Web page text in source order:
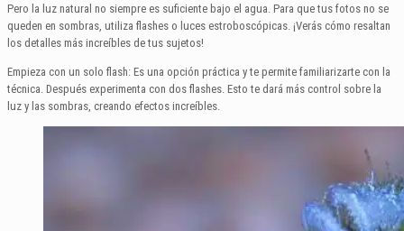
Pero la luz natural no siempre es suficiente bajo el agua. Para que tus fotos no se
queden en sombras, utiliza flashes o luces estroboscópicas. ¡Verás cómo resaltan
los detalles más increíbles de tus sujetos!
Empieza con un solo flash: Es una opción práctica y te permite familiarizarte con la
técnica. Después experimenta con dos flashes. Esto te dará más control sobre la
luz y las sombras, creando efectos increíbles.